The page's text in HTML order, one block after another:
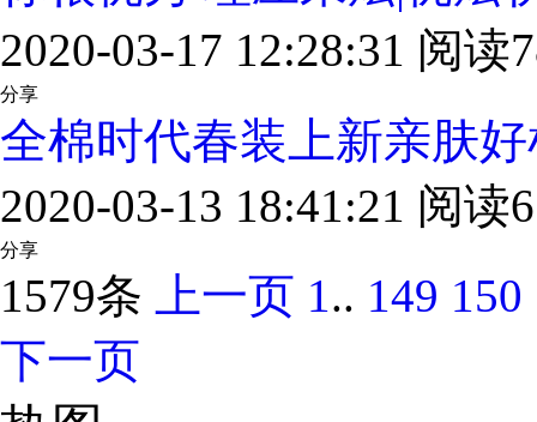
2020-03-17 12:28:31 阅读
分享
全棉时代春装上新亲肤
2020-03-13 18:41:21 阅读
分享
1579条 上一页 1.. 149 150
下一页